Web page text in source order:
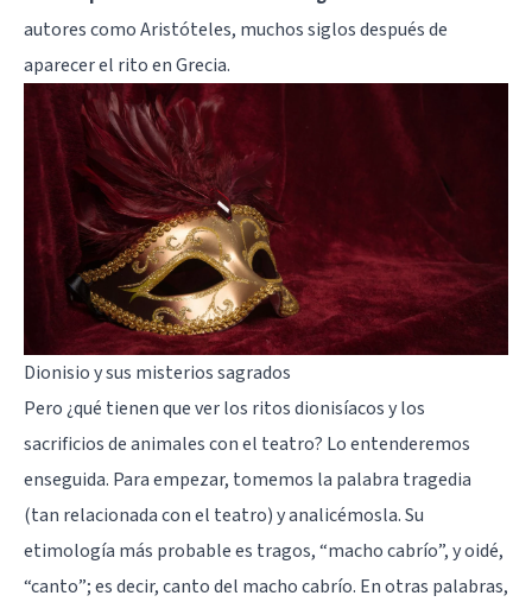
autores como Aristóteles, muchos siglos después de
aparecer el rito en Grecia.
Dionisio y sus misterios sagrados
Pero ¿qué tienen que ver los ritos dionisíacos y los
sacrificios de animales con el teatro? Lo entenderemos
enseguida. Para empezar, tomemos la palabra tragedia
(tan relacionada con el teatro) y analicémosla. Su
etimología más probable es tragos, “macho cabrío”, y oidé,
“canto”; es decir, canto del macho cabrío. En otras palabras,